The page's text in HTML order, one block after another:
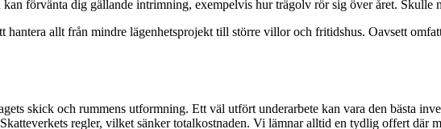
förvänta dig gällande intrimning, exempelvis hur trägolv rör sig över året.
allt från mindre lägenhetsprojekt till större villor och fritidshus. Oavsett
skick och rummens utformning. Ett väl utfört underarbete kan vara den bästa
regler, vilket sänker totalkostnaden. Vi lämnar alltid en tydlig offert där